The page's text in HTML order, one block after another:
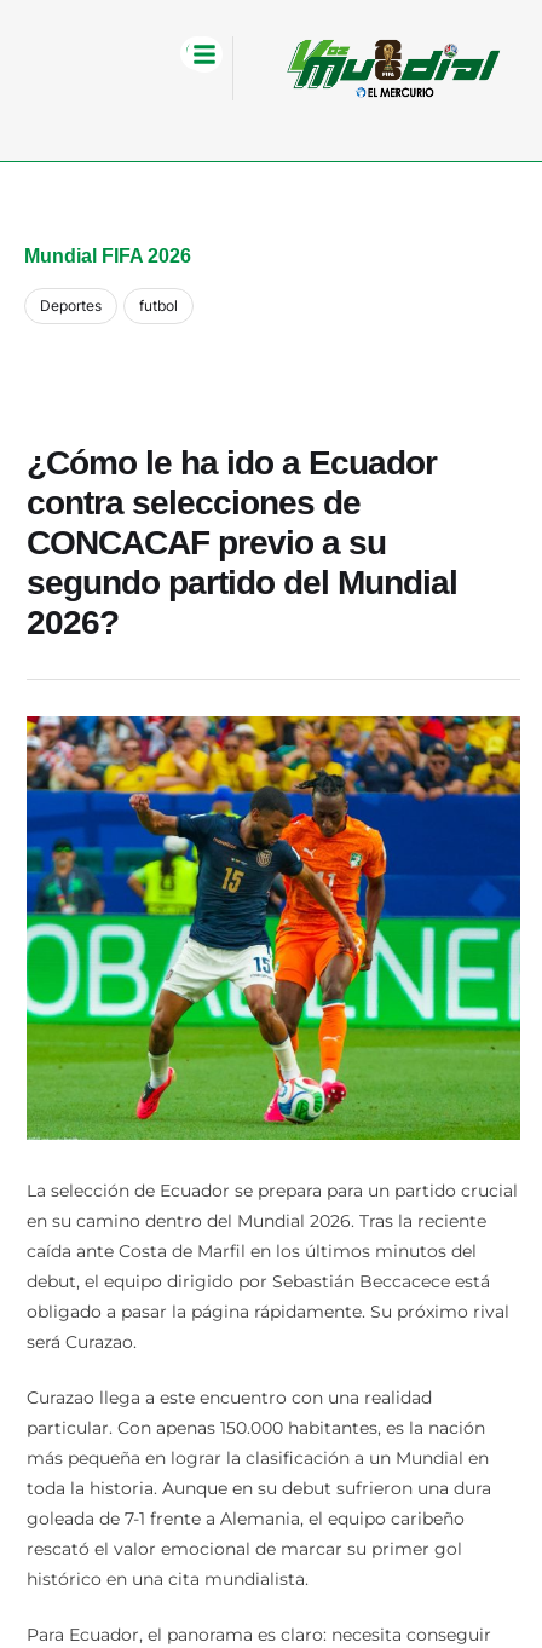
Mundial FIFA 2026
Deportes futbol
¿Cómo le ha ido a Ecuador
contra selecciones de
CONCACAF previo a su
segundo partido del Mundial
2026?
La selección de Ecuador se prepara para un partido crucial
en su camino dentro del Mundial 2026. Tras la reciente
caída ante Costa de Marfil en los últimos minutos del
debut, el equipo dirigido por Sebastián Beccacece está
obligado a pasar la página rápidamente. Su próximo rival
será Curazao.
Curazao llega a este encuentro con una realidad
particular. Con apenas 150.000 habitantes, es la nación
más pequeña en lograr la clasificación a un Mundial en
toda la historia. Aunque en su debut sufrieron una dura
goleada de 7-1 frente a Alemania, el equipo caribeño
rescató el valor emocional de marcar su primer gol
histórico en una cita mundialista.
Para Ecuador, el panorama es claro: necesita conseguir